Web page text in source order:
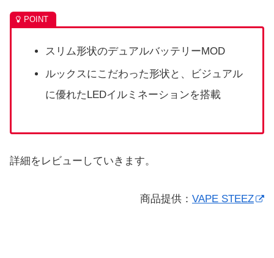
スリム形状のデュアルバッテリーMOD
ルックスにこだわった形状と、ビジュアル
に優れたLEDイルミネーションを搭載
詳細をレビューしていきます。
商品提供： VAPE STEEZ